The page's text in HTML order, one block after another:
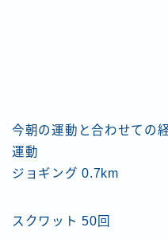
今朝の運動と合わせての
運動
ジョギング 0.7km
スクワット 50回